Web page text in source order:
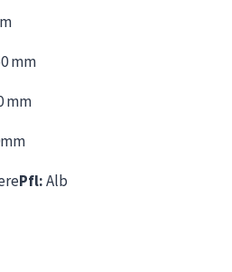
mm
mm
Pfl:Alb